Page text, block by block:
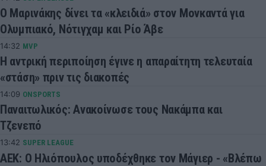
Ο Μαρινάκης δίνει τα «κλειδιά» στον Μονκαντά για
Ολυμπιακό, Νότιγχαμ και Ρίο Άβε
14:32 MVP
Η αντρική περιποίηση έγινε η απαραίτητη τελευταία
«στάση» πριν τις διακοπές
14:09 ONSPORTS
Παναιτωλικός: Ανακοίνωσε τους Νακάμπα και
Τζενεπό
13:42 SUPER LEAGUE
ΑΕΚ: Ο Ηλιόπουλος υποδέχθηκε τον Μάγιερ - «Βλέπω